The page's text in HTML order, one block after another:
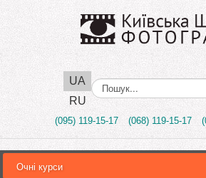
UA
RU
Поиск..
(095) 119-15-17 (068) 119-15-17